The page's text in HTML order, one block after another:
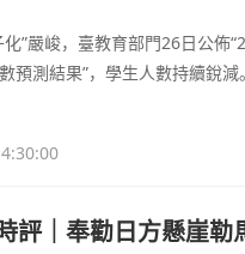
化”嚴峻，臺教育部門26日公佈
預測結果”，學生人數持續銳減。
評｜奉勸日方懸崖勒